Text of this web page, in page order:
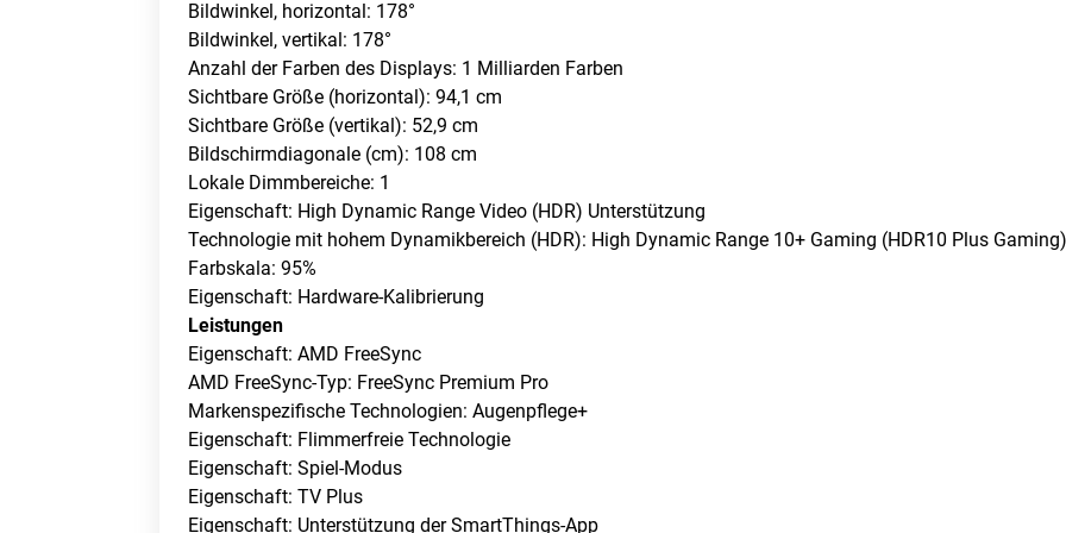
Bildwinkel, horizontal: 178°
Bildwinkel, vertikal: 178°
Anzahl der Farben des Displays: 1 Milliarden Farben
Sichtbare Größe (horizontal): 94,1 cm
Sichtbare Größe (vertikal): 52,9 cm
Bildschirmdiagonale (cm): 108 cm
Lokale Dimmbereiche: 1
Eigenschaft: High Dynamic Range Video (HDR) Unterstützung
Technologie mit hohem Dynamikbereich (HDR): High Dynamic Range 10+ Gaming (HDR10 Plus
Farbskala: 95%
Eigenschaft: Hardware-Kalibrierung
Leistungen
Eigenschaft: AMD FreeSync
AMD FreeSync-Typ: FreeSync Premium Pro
Markenspezifische Technologien: Augenpflege+
Eigenschaft: Flimmerfreie Technologie
Eigenschaft: Spiel-Modus
Eigenschaft: TV Plus
Eigenschaft: Unterstützung der SmartThings-App